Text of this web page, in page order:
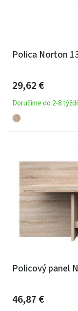
Polica Norton
29,62 €
Doručíme do 2-8
Policový panel
46,87 €